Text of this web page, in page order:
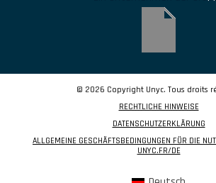
© 2026 Copyright Unyc. Tous droits
RECHTLICHE HINWEISE
DATENSCHUTZERKLÄRUNG
ALLGEMEINE GESCHÄFTSBEDINGUNGEN FÜR DIE
UNYC.FR/DE